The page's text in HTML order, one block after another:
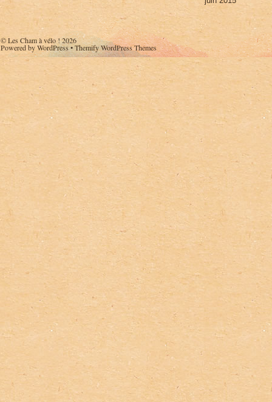
©Les Cham à vélo !2026
Powered byWordPress•Themify WordPress Themes